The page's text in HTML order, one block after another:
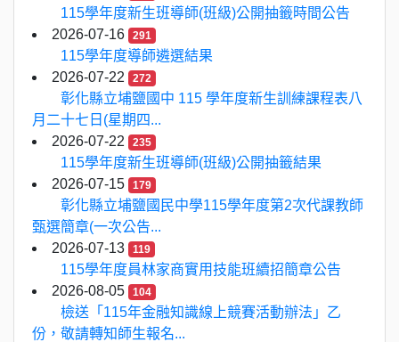
115學年度新生班導師(班級)公開抽籤時間公告
2026-07-16
291
115學年度導師遴選結果
2026-07-22
272
彰化縣立埔鹽國中 115 學年度新生訓練課程表八
月二十七日(星期四...
2026-07-22
235
115學年度新生班導師(班級)公開抽籤結果
2026-07-15
179
彰化縣立埔鹽國民中學115學年度第2次代課教師
甄選簡章(一次公告...
2026-07-13
119
115學年度員林家商實用技能班續招簡章公告
2026-08-05
104
檢送「115年金融知識線上競賽活動辦法」乙
份，敬請轉知師生報名...